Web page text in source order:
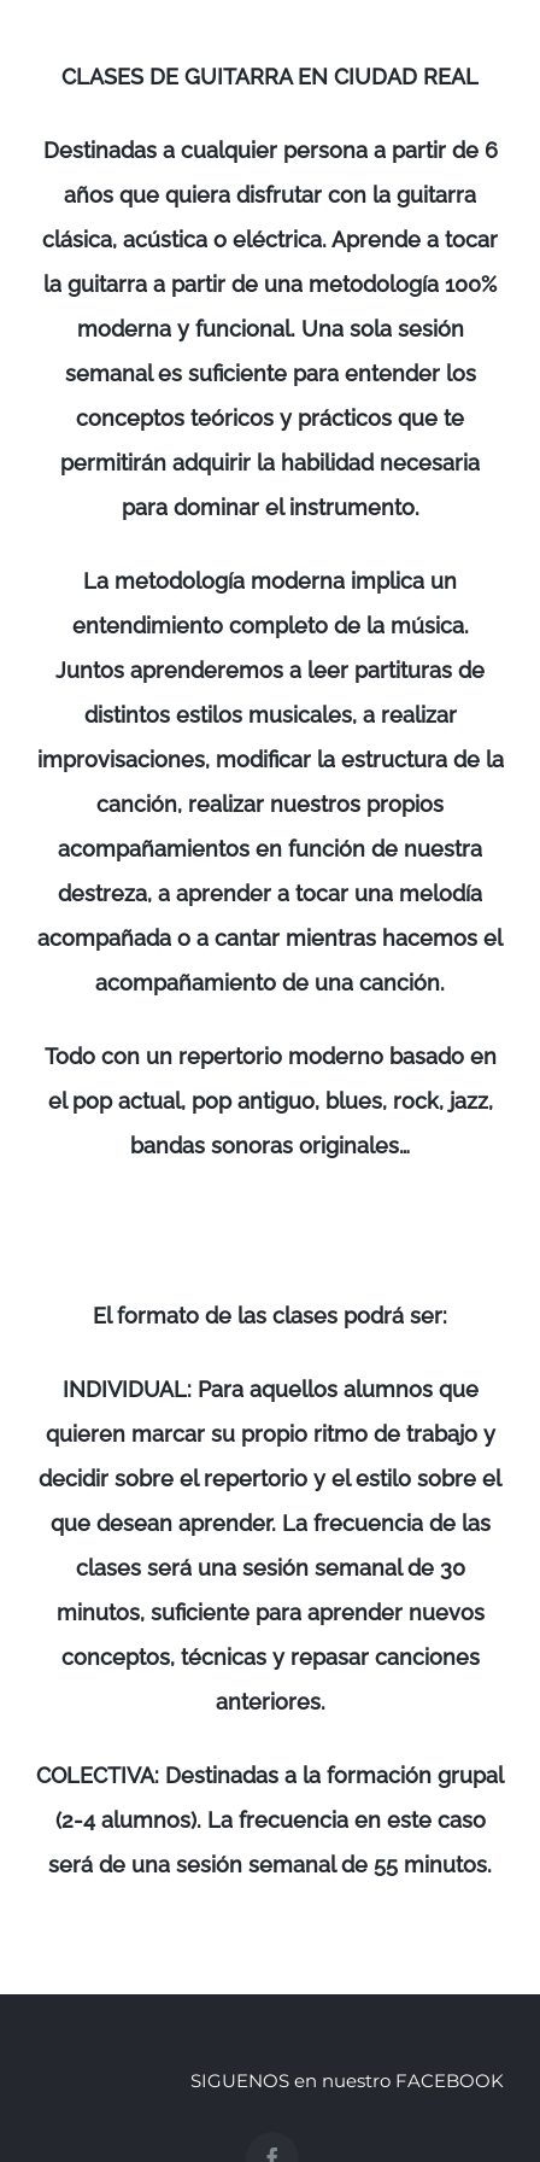
CLASES DE GUITARRA EN CIUDAD REAL
Destinadas a cualquier persona a partir de 6
años que quiera disfrutar con la guitarra
clásica, acústica o eléctrica. Aprende a tocar
la guitarra a partir de una metodología 100%
moderna y funcional. Una sola sesión
semanal es suficiente para entender los
conceptos teóricos y prácticos que te
permitirán adquirir la habilidad necesaria
para dominar el instrumento.
La metodología moderna implica un
entendimiento completo de la música.
Juntos aprenderemos a leer partituras de
distintos estilos musicales, a realizar
improvisaciones, modificar la estructura de la
canción, realizar nuestros propios
acompañamientos en función de nuestra
destreza, a aprender a tocar una melodía
acompañada o a cantar mientras hacemos el
acompañamiento de una canción.
Todo con un repertorio moderno basado en
el pop actual, pop antiguo, blues, rock, jazz,
bandas sonoras originales…
El formato de las clases podrá ser:
INDIVIDUAL: Para aquellos alumnos que
quieren marcar su propio ritmo de trabajo y
decidir sobre el repertorio y el estilo sobre el
que desean aprender. La frecuencia de las
clases será una sesión semanal de 30
minutos, suficiente para aprender nuevos
conceptos, técnicas y repasar canciones
anteriores.
COLECTIVA: Destinadas a la formación grupal
(2-4 alumnos). La frecuencia en este caso
será de una sesión semanal de 55 minutos.
SIGUENOS en nuestro FACEBOOK